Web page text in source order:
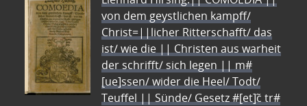
von dem geystlichen kampff/
Christ=||licher Ritterschafft/ das
ist/ wie die || Christen aus warheit
der schrifft/ sich legen || m#
[ue]ssen/ wider die Heel/ Todt/
Teuffel || Sünde/ Gesetz #[et]c̃ tr#